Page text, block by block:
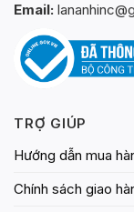
sản
phẩm
Email:
TRỢ GIÚP
Hướng dẫn mua
Chính sách giao